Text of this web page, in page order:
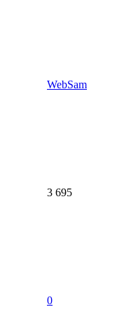
WebSam
3 695
0